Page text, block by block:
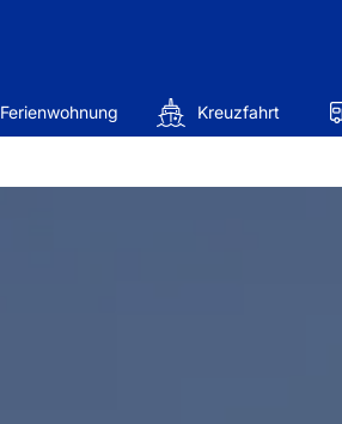
Ferienwohnung Kreuzfahrt